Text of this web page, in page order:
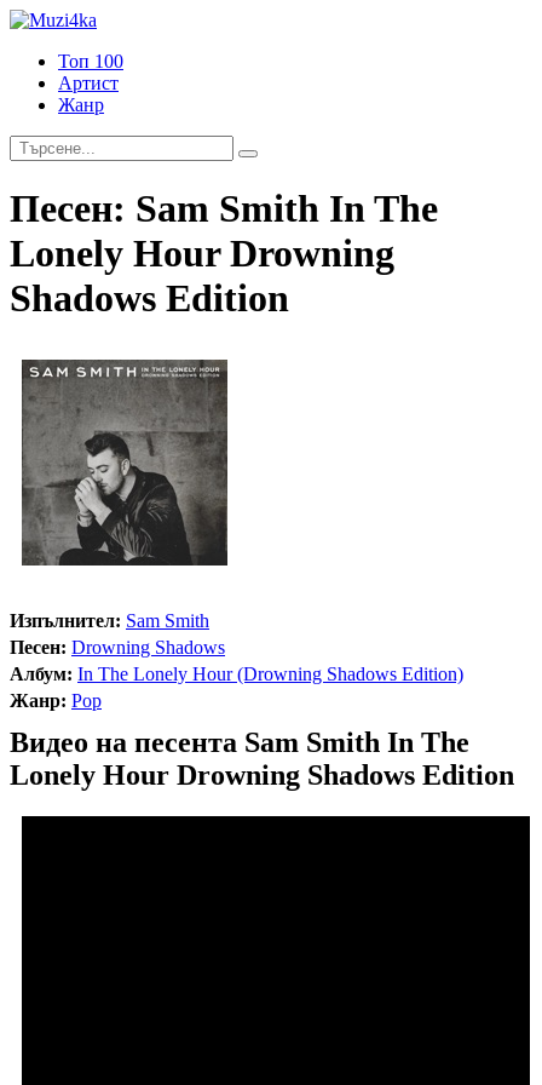
Топ 100
Артист
Жанр
Песен: Sam Smith In The
Lonely Hour Drowning
Shadows Edition
Изпълнител: Sam Smith
Песен: Drowning Shadows
Албум: In The Lonely Hour (Drowning Shadows Edition)
Жанр: Pop
Видео на песента Sam Smith In The
Lonely Hour Drowning Shadows Edition